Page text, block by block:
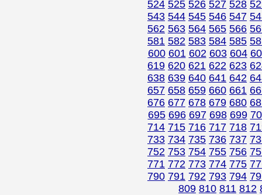
524 525 526 527 528
543 544 545 546 547
562 563 564 565 566
581 582 583 584 585
600 601 602 603 604
619 620 621 622 623
638 639 640 641 642
657 658 659 660 661
676 677 678 679 680
695 696 697 698 699
714 715 716 717 718
733 734 735 736 737
752 753 754 755 756
771 772 773 774 775
790 791 792 793 794
809 810 811 812